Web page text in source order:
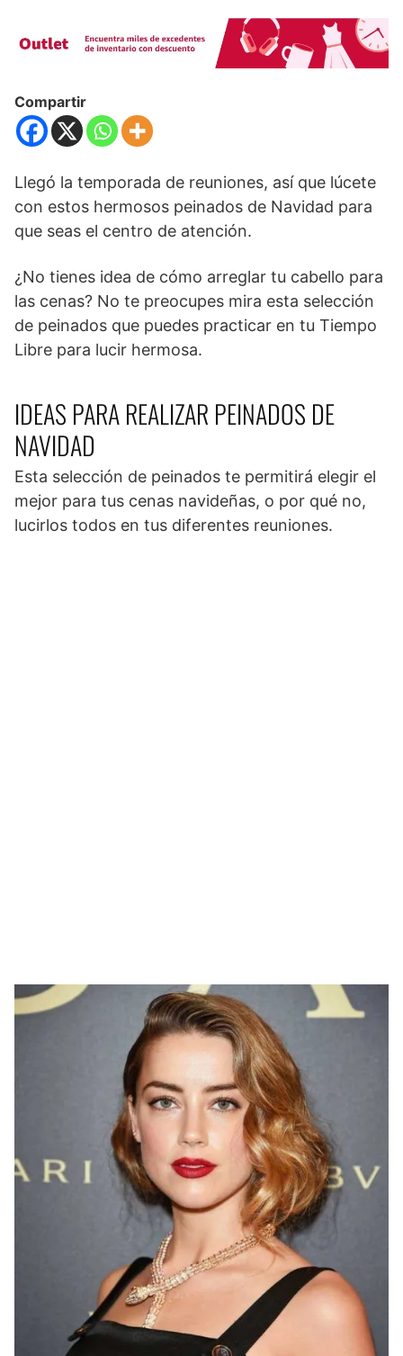
Compartir
Llegó la temporada de reuniones, así que lúcete
con estos hermosos peinados de Navidad para
que seas el centro de atención.
¿No tienes idea de cómo arreglar tu cabello para
las cenas? No te preocupes mira esta selección
de peinados que puedes practicar en tu Tiempo
Libre para lucir hermosa.
IDEAS PARA REALIZAR PEINADOS DE
NAVIDAD
Esta selección de peinados te permitirá elegir el
mejor para tus cenas navideñas, o por qué no,
lucirlos todos en tus diferentes reuniones.